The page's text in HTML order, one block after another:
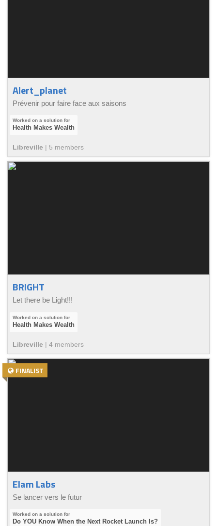
Alert_planet
Prévenir pour faire face aux saisons
Health Makes Wealth
Libreville | 5 members
BRIGHT
Let there be Light!!!
Health Makes Wealth
Libreville | 4 members
FINALIST
Elam Labs
Se lancer vers le futur
Do YOU Know When the Next Rocket Launch Is?